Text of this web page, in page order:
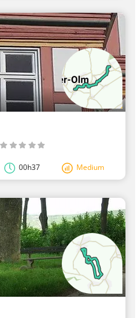
00h37 Medium